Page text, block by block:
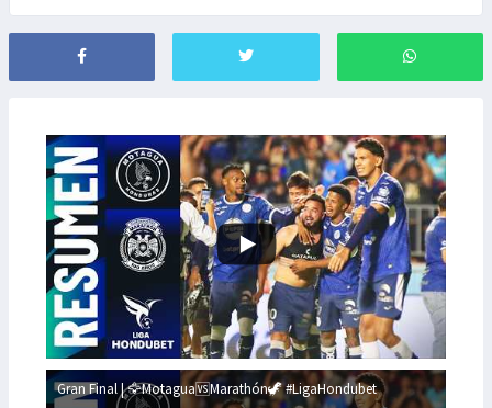
Gran Final | 🦅Motagua🆚Marathón🦖 #LigaHondubet